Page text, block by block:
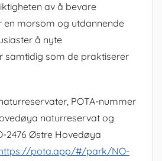
av å bevare
en morsom og utdannende
å nyte
samtidig som de praktiserer
POTA-nummer
naturreservat og
2476 Østre Hovedøya
pota.app/#/park/NO-